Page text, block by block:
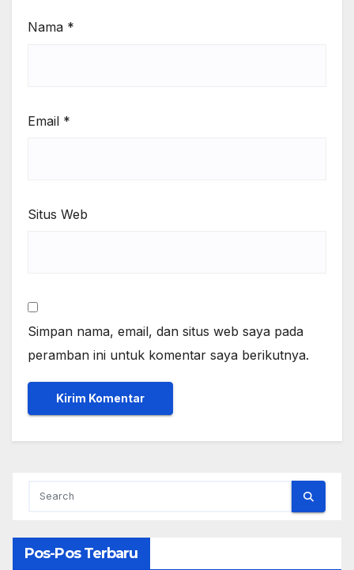
Nama *
Email *
Situs Web
Simpan nama, email, dan situs web saya pada
peramban ini untuk komentar saya berikutnya.
Pos-Pos Terbaru